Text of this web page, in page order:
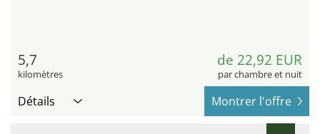
5,7
kilomètres
de 22,92 EUR
par chambre et nuit
Détails Montrer l'offre